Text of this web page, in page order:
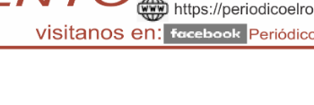
DEPORTES TENDENCIA